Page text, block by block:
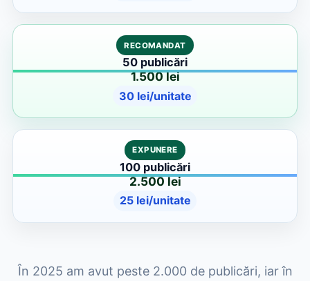
RECOMANDAT
50 publicări
1.500 lei
30 lei/unitate
EXPUNERE
100 publicări
2.500 lei
25 lei/unitate
În 2025 am avut peste 2.000 de publicări, iar în